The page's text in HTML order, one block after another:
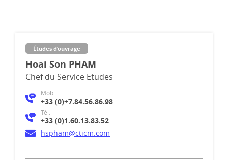
Études d’ouvrage
Hoai Son PHAM
Chef du Service Etudes
Mob.
+33 (0)+7.84.56.86.98
Tél.
+33 (0)1.60.13.83.52
hspham@cticm.com